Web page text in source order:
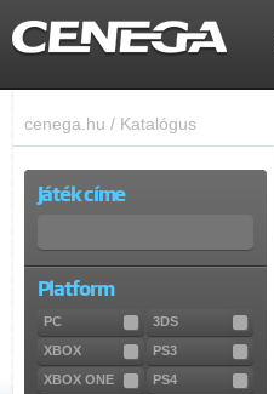
cenega.hu / Katalógus
Játék címe
Platform
PC
3DS
XBOX
PS3
XBOX ONE
PS4